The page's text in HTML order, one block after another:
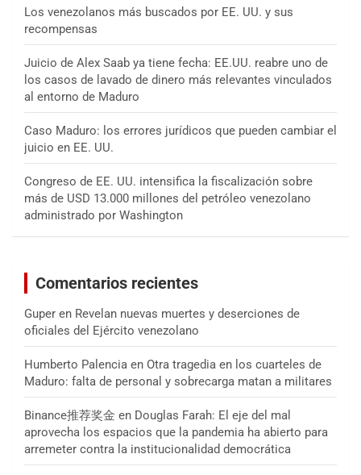
Los venezolanos más buscados por EE. UU. y sus
recompensas
Juicio de Alex Saab ya tiene fecha: EE.UU. reabre uno de
los casos de lavado de dinero más relevantes vinculados
al entorno de Maduro
Caso Maduro: los errores jurídicos que pueden cambiar el
juicio en EE. UU.
Congreso de EE. UU. intensifica la fiscalización sobre
más de USD 13.000 millones del petróleo venezolano
administrado por Washington
Comentarios recientes
Guper en Revelan nuevas muertes y deserciones de
oficiales del Ejército venezolano
Humberto Palencia en Otra tragedia en los cuarteles de
Maduro: falta de personal y sobrecarga matan a militares
Binance推荐奖金 en Douglas Farah: El eje del mal
aprovecha los espacios que la pandemia ha abierto para
arremeter contra la institucionalidad democrática